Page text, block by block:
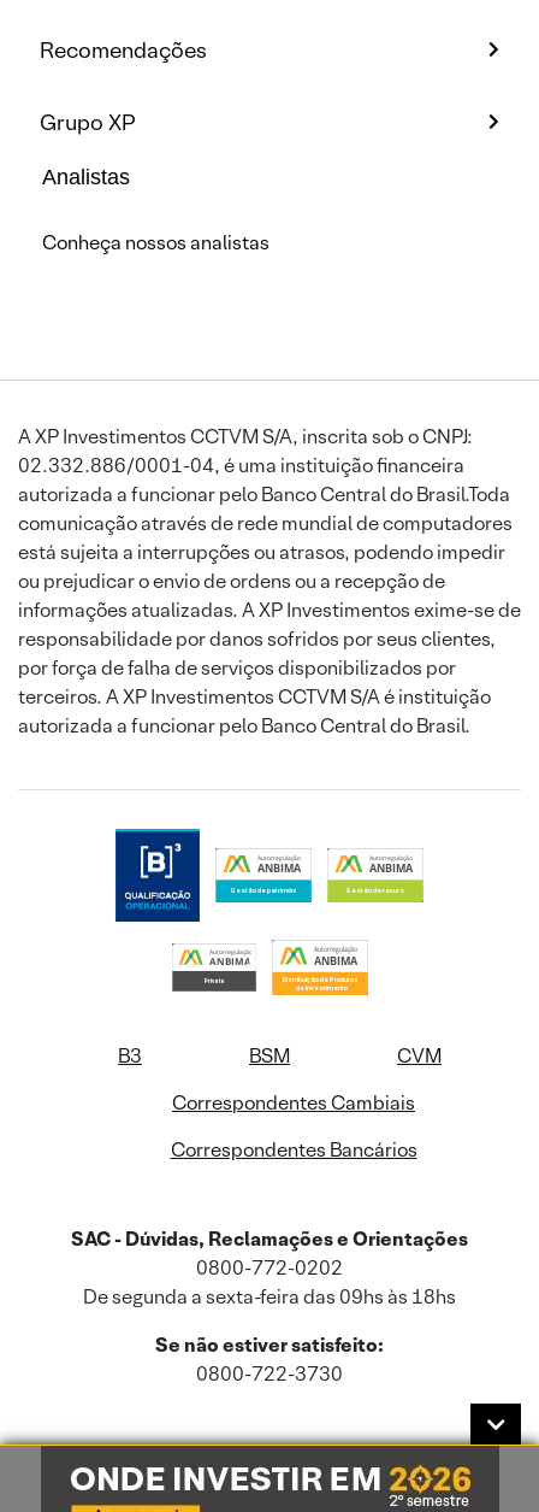
Recomendações
Grupo XP
Analistas
Conheça nossos analistas
A XP Investimentos CCTVM S/A, inscrita sob o CNPJ:
02.332.886/0001-04, é uma instituição financeira
autorizada a funcionar pelo Banco Central do Brasil.Toda
comunicação através de rede mundial de computadores
está sujeita a interrupções ou atrasos, podendo impedir
ou prejudicar o envio de ordens ou a recepção de
informações atualizadas. A XP Investimentos exime-se de
responsabilidade por danos sofridos por seus clientes,
por força de falha de serviços disponibilizados por
terceiros. A XP Investimentos CCTVM S/A é instituição
autorizada a funcionar pelo Banco Central do Brasil.
B3 BSM
CVM
Correspondentes Cambiais
Correspondentes Bancários
SAC - Dúvidas, Reclamações e Orientações
0800-772-0202
De segunda a sexta-feira das 09hs às 18hs
Se não estiver satisfeito:
0800-722-3730
Este site usa cookies e dados pessoais de acordo com a nossaPolítica de
Cookies
e a nossaPolítica de Privacidade.